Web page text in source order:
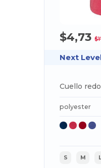
$4,73
Next
Cuello
polyester
S M